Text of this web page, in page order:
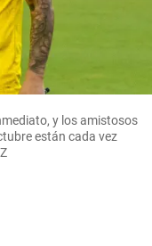
y los amistosos
están cada vez